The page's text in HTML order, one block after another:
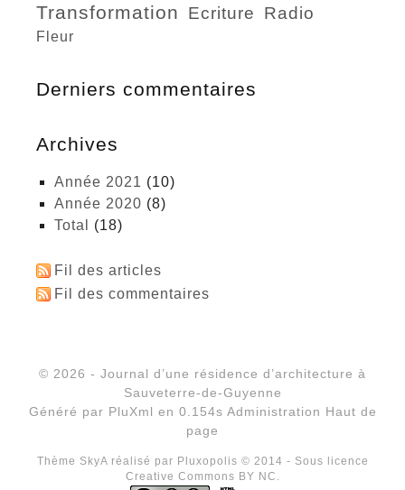
transformation ecriture radio
fleur
Derniers commentaires
Archives
année 2021 (10)
année 2020 (8)
total (18)
Fil des articles
Fil des commentaires
© 2026 - Journal d’une résidence d’architecture à
Sauveterre-de-Guyenne
Généré par PluXml en 0.154s Administration Haut de
page
Thème SkyA réalisé par Pluxopolis © 2014 - Sous licence
Creative Commons BY NC.